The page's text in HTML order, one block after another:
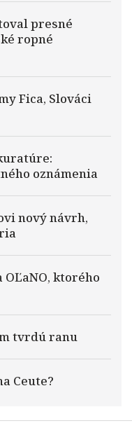
presné
ropné
Fica, Slováci
oznámenia
nový návrh,
ktorého
tvrdú ranu
Ceute?